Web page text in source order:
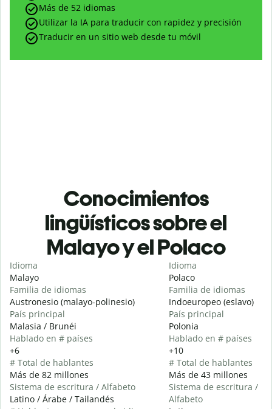
Más de 52 idiomas
Utilizar la IA para traducir con rapidez y precisión
Traducir en un sitio web desde tu móvil
Conocimientos
lingüísticos sobre el
Malayo y el Polaco
Idioma
Malayo
Familia de idiomas
Austronesio (malayo-polinesio)
País principal
Malasia / Brunéi
Hablado en # países
+6
# Total de hablantes
Más de 82 millones
Sistema de escritura / Alfabeto
Latino / Árabe / Tailandés
Idioma
Polaco
Familia de idiomas
Indoeuropeo (eslavo)
País principal
Polonia
Hablado en # países
+10
# Total de hablantes
Más de 43 millones
Sistema de escritura /
Alfabeto